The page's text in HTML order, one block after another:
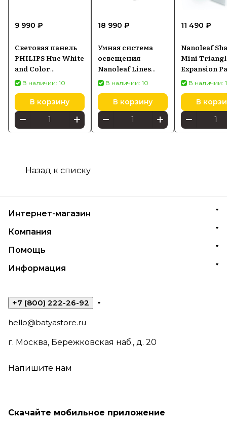
9 990 ₽
Световая панель
PHILIPS Hue White
and Color
Ambiance Play
Черный 7820330P7
В наличии: 10
В корзину
18 990 ₽
Умная система
освещения
Nanoleaf Lines
Starter Kit (9
панелей)
В наличии: 10
В корзину
11 490 ₽
Nanoleaf
Mini
Expansion
NL48-
10PK
В наличии:
В
Назад к списку
Интернет-магазин
Компания
Помощь
Информация
+7 (800) 222-26-92
hello@batyastore.ru
г. Москва, Бережковская наб., д. 20
Напишите нам
Скачайте мобильное приложение